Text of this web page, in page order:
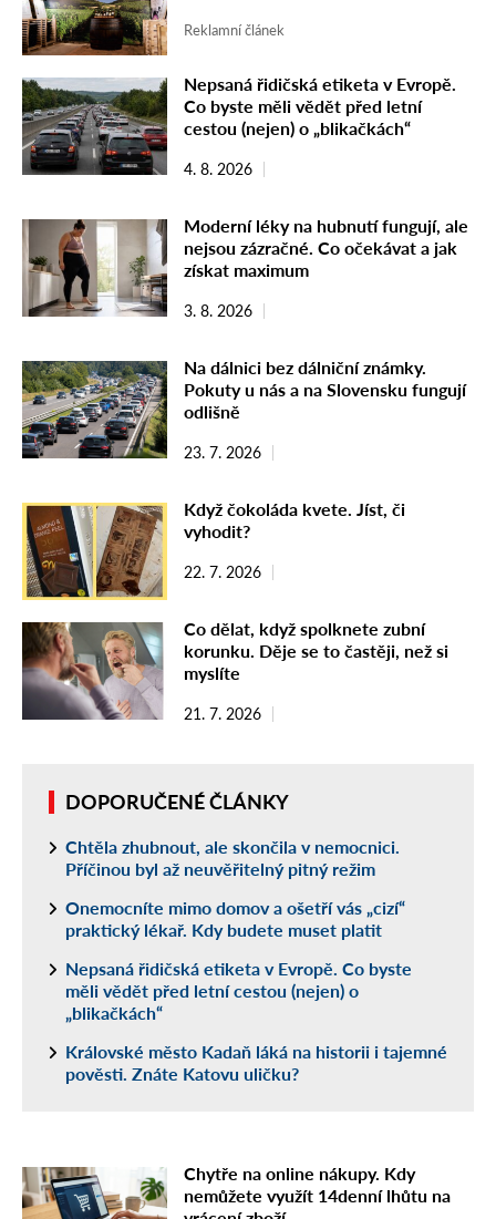
Reklamní článek
Nepsaná řidičská etiketa v Evropě.
Co byste měli vědět před letní
cestou (nejen) o „blikačkách“
4. 8. 2026
Moderní léky na hubnutí fungují, ale
nejsou zázračné. Co očekávat a jak
získat maximum
3. 8. 2026
Na dálnici bez dálniční známky.
Pokuty u nás a na Slovensku fungují
odlišně
23. 7. 2026
Když čokoláda kvete. Jíst, či
vyhodit?
22. 7. 2026
Co dělat, když spolknete zubní
korunku. Děje se to častěji, než si
myslíte
21. 7. 2026
DOPORUČENÉ ČLÁNKY
Chtěla zhubnout, ale skončila v nemocnici.
Příčinou byl až neuvěřitelný pitný režim
Onemocníte mimo domov a ošetří vás „cizí“
praktický lékař. Kdy budete muset platit
Nepsaná řidičská etiketa v Evropě. Co byste
měli vědět před letní cestou (nejen) o
„blikačkách“
Královské město Kadaň láká na historii i tajemné
pověsti. Znáte Katovu uličku?
Chytře na online nákupy. Kdy
nemůžete využít 14denní lhůtu na